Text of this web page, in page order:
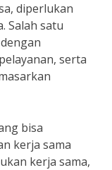
diperlukan
Salah satu
serta
bisa
kerja sama
kerja sama,